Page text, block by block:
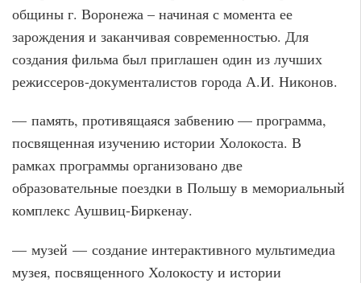
общины г. Воронежа – начиная с момента ее
зарождения и заканчивая современностью. Для
создания фильма был приглашен один из лучших
режиссеров-документалистов города А.И. Никонов.
— память, противящаяся забвению — программа,
посвященная изучению истории Холокоста. В
рамках программы организовано две
образовательные поездки в Польшу в мемориальный
комплекс Аушвиц-Биркенау.
— музей — создание интерактивного мультимедиа
музея, посвященного Холокосту и истории